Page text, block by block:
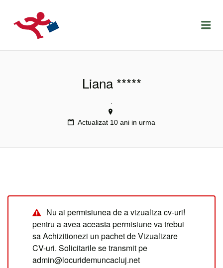
LOCURIDEMUNCACLUJ.NET
Liana *****
Actualizat 10 ani in urma
Nu ai permisiunea de a vizualiza cv-uri!
pentru a avea aceasta permisiune va trebui
sa Achizitionezi un pachet de Vizualizare
CV-uri. Solicitarile se transmit pe
admin@locuridemuncacluj.net